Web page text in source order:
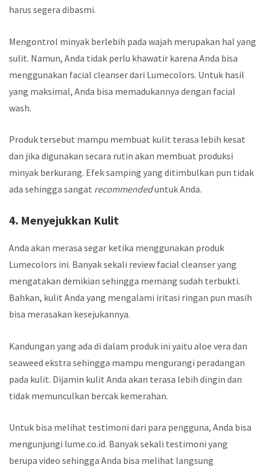
harus segera dibasmi.
Mengontrol minyak berlebih pada wajah merupakan hal yang
sulit. Namun, Anda tidak perlu khawatir karena Anda bisa
menggunakan facial cleanser dari Lumecolors. Untuk hasil
yang maksimal, Anda bisa memadukannya dengan facial
wash.
Produk tersebut mampu membuat kulit terasa lebih kesat
dan jika digunakan secara rutin akan membuat produksi
minyak berkurang. Efek samping yang ditimbulkan pun tidak
ada sehingga sangat recommendeduntuk Anda.
4. Menyejukkan Kulit
Anda akan merasa segar ketika menggunakan produk
Lumecolors ini. Banyak sekali review facial cleanseryang
mengatakan demikian sehingga memang sudah terbukti.
Bahkan, kulit Anda yang mengalami iritasi ringan pun masih
bisa merasakan kesejukannya.
Kandungan yang ada di dalam produk ini yaitu aloe vera dan
seaweed ekstra sehingga mampu mengurangi peradangan
pada kulit. Dijamin kulit Anda akan terasa lebih dingin dan
tidak memunculkan bercak kemerahan.
Untuk bisa melihat testimoni dari para pengguna, Anda bisa
mengunjungi lume.co.id. Banyak sekali testimoni yang
berupa video sehingga Anda bisa melihat langsung